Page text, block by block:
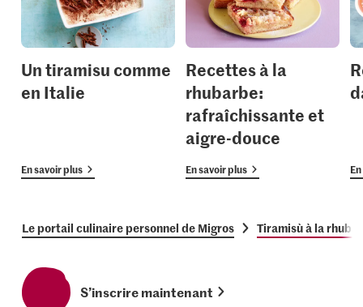
Un tiramisu comme
en Italie
En savoir plus
Recettes à la
rhubarbe:
rafraîchissante et
aigre-douce
En savoir plus
Le portail culinaire personnel de Migros Tiramisù à la
S’inscrire maintenant